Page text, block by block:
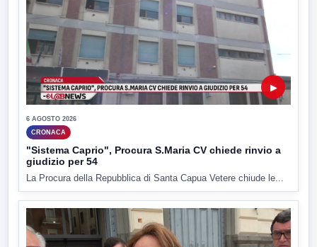
▶
6 AGOSTO 2026
CRONACA
"Sistema Caprio", Procura S.Maria CV chiede rinvio a
giudizio per 54
La Procura della Repubblica di Santa Capua Vetere chiude le...